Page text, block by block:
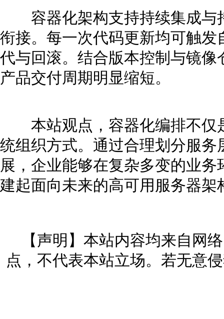
容器化架构支持持续集成与
衔接。每一次代码更新均可触
代与回滚。结合版本控制与镜
产品交付周期明显缩短。
本站观点，容器化编排不仅
统组织方式。通过合理划分服
展，企业能够在复杂多变的业
建起面向未来的高可用服务器架
【声明】本站内容均来自网
点，不代表本站立场。若无意